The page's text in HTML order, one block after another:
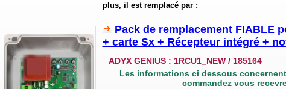
plus, il est remplacé par :
Pack de remplacement FIABLE
+ carte Sx + Récepteur intégré +
ADYX GENIUS : 1RCU1_NEW / 185164
Les informations ci dessous
commandez vous